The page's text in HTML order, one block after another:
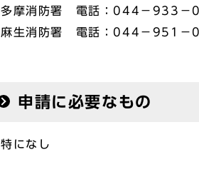
多摩消防署 電話：044－933－
麻生消防署 電話：044－951－
申請に必要なもの
特になし